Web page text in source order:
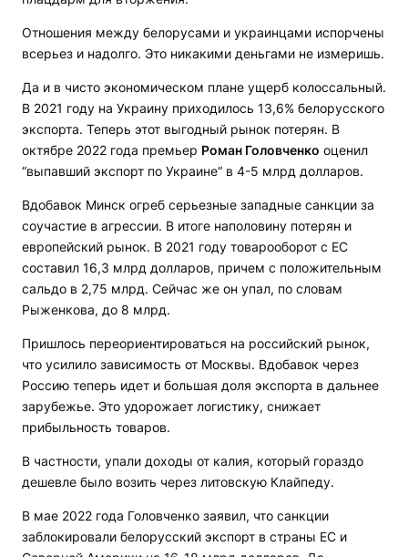
Отношения между белорусами и украинцами испорчены
всерьез и надолго. Это никакими деньгами не измеришь.
Да и в чисто экономическом плане ущерб колоссальный.
В 2021 году на Украину приходилось 13,6% белорусского
экспорта. Теперь этот выгодный рынок потерян. В
октябре 2022 года премьер Роман Головченко оценил
“выпавший экспорт по Украине“ в 4-5 млрд долларов.
Вдобавок Минск огреб серьезные западные санкции за
соучастие в агрессии. В итоге наполовину потерян и
европейский рынок. В 2021 году товарооборот с ЕС
составил 16,3 млрд долларов, причем с положительным
сальдо в 2,75 млрд. Сейчас же он упал, по словам
Рыженкова, до 8 млрд.
Пришлось переориентироваться на российский рынок,
что усилило зависимость от Москвы. Вдобавок через
Россию теперь идет и большая доля экспорта в дальнее
зарубежье. Это удорожает логистику, снижает
прибыльность товаров.
В частности, упали доходы от калия, который гораздо
дешевле было возить через литовскую Клайпеду.
В мае 2022 года Головченко заявил, что санкции
заблокировали белорусский экспорт в страны ЕС и